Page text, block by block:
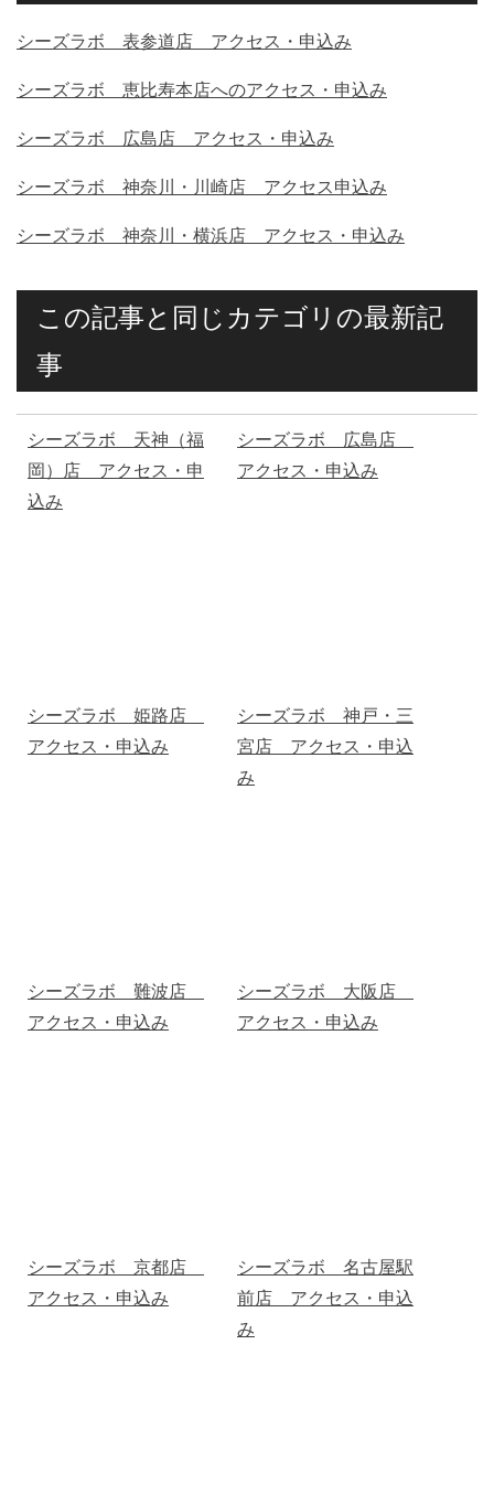
シーズラボ 表参道店 アクセス・申込み
シーズラボ 恵比寿本店へのアクセス・申込み
シーズラボ 広島店 アクセス・申込み
シーズラボ 神奈川・川崎店 アクセス申込み
シーズラボ 神奈川・横浜店 アクセス・申込み
この記事と同じカテゴリの最新記
事
シーズラボ 天神（福
岡）店 アクセス・申
込み
シーズラボ 広島店
アクセス・申込み
シーズラボ 姫路店
アクセス・申込み
シーズラボ 神戸・三
宮店 アクセス・申込
み
シーズラボ 難波店
アクセス・申込み
シーズラボ 大阪店
アクセス・申込み
シーズラボ 京都店
アクセス・申込み
シーズラボ 名古屋駅
前店 アクセス・申込
み